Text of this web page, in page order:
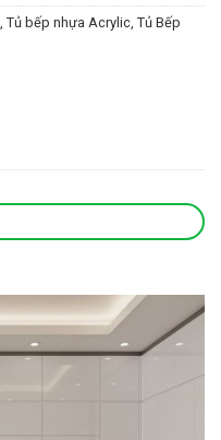
Tủ bếp nhựa Acrylic Tủ Bếp